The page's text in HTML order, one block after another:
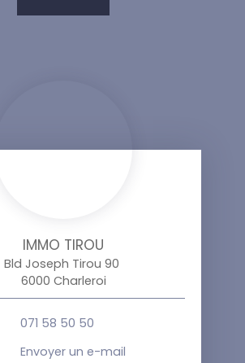
IMMO TIROU
Bld Joseph Tirou 90
6000 Charleroi
071 58 50 50
Envoyer un e-mail